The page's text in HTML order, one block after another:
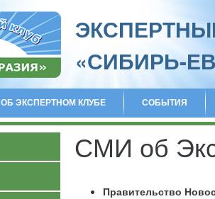
«СИБИРЬ-
ОБ ЭКСПЕРТНОМ КЛУБЕ СОБЫТИЯ
СМИ об
Правительство